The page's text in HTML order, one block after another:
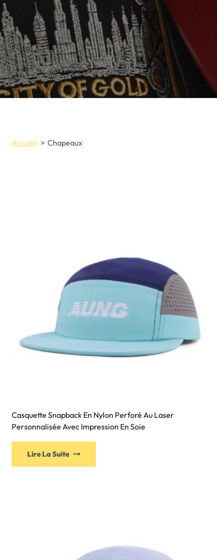
Accueil Chapeaux
Casquette Snapback En Nylon Perforé Au Laser
Personnalisée Avec Impression En Soie
Lire La Suite